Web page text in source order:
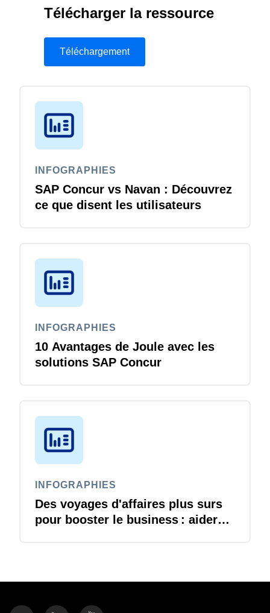
Télécharger la ressource
Téléchargement
INFOGRAPHIES
SAP Concur vs Navan : Découvrez
ce que disent les utilisateurs
INFOGRAPHIES
10 Avantages de Joule avec les
solutions SAP Concur
INFOGRAPHIES
Des voyages d'affaires plus surs
pour booster le business : aider